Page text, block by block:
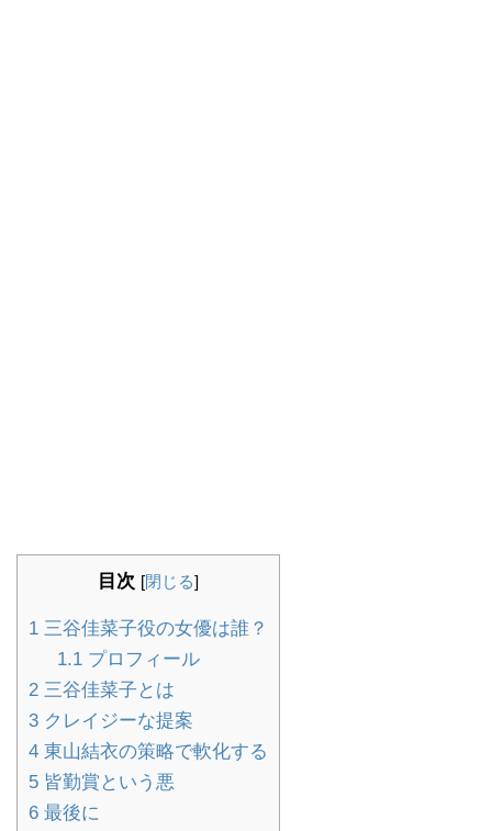
目次 [閉じる]
1 三谷佳菜子役の女優は誰？
1.1プロフィール
2 三谷佳菜子とは
3 クレイジーな提案
4 東山結衣の策略で軟化する
5 皆勤賞という悪
6 最後に